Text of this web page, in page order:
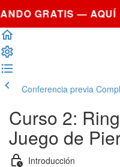
GRATIS —
Conferencia previa
Curso 2:
Juego de
Introducción